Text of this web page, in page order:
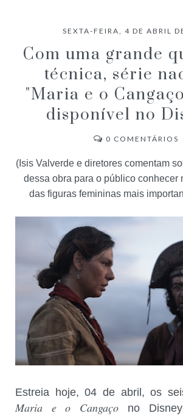
SEXTA-FEIRA, 4 DE ABRIL
Com uma grande
técnica, série
"Maria e o
disponível no
0 COMENTÁRIOS
(Isis Valverde e diretores comentam
dessa obra para o público conhecer
das figuras femininas mais
Estreia hoje, 04 de abril, os
Maria e o Cangaço no